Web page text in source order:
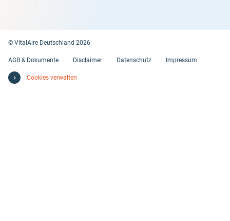
© VitalAire Deutschland 2026
AGB & Dokumente Disclaimer Datenschutz Impressum
Cookies verwalten